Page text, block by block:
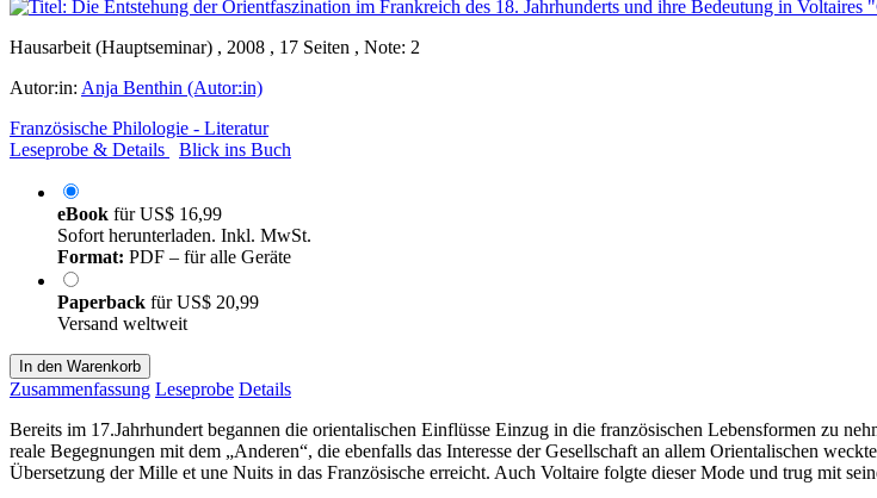
Hausarbeit (Hauptseminar) , 2008 , 17 Seiten , Note: 2
Autor:in: Anja Benthin (Autor:in)
Französische Philologie - Literatur
Leseprobe & Details
Blick ins Buch
eBook fürUS$ 16,99
Sofort herunterladen. Inkl. MwSt.
Format: PDF – für alle Geräte
Paperback fürUS$ 20,99
Versand weltweit
In den Warenkorb
Zusammenfassung Leseprobe Details
Bereits im 17.Jahrhundert begannen die orientalischen Einflüsse Einzug in die französischen Lebensformen zu
reale Begegnungen mit dem „Anderen“, die ebenfalls das Interesse der Gesellschaft an allem Orientalischen
Übersetzung der Mille et une Nuits in das Französische erreicht. Auch Voltaire folgte dieser Mode und trug mit